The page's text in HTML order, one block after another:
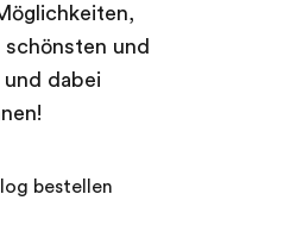
und
dabei
bestellen